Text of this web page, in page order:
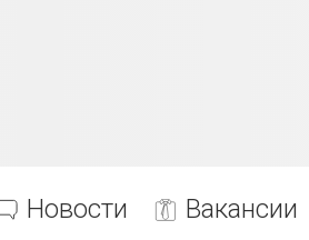
Новости Вакансии